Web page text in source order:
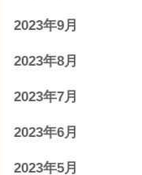
2023年9月
2023年8月
2023年7月
2023年6月
2023年5月